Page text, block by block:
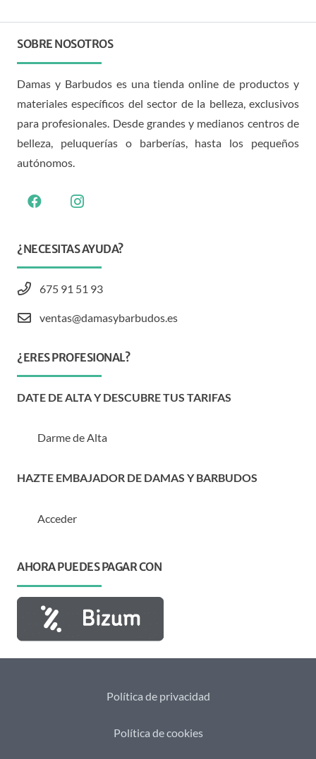
SOBRE NOSOTROS
Damas y Barbudos es una tienda online de productos y
materiales específicos del sector de la belleza, exclusivos
para profesionales. Desde grandes y medianos centros de
belleza, peluquerías o barberías, hasta los pequeños
autónomos.
¿NECESITAS AYUDA?
675 91 51 93
ventas@damasybarbudos.es
¿ERES PROFESIONAL?
DATE DE ALTA Y DESCUBRE TUS TARIFAS
Darme de Alta
HAZTE EMBAJADOR DE DAMAS Y BARBUDOS
Acceder
AHORA PUEDES PAGAR CON
Política de privacidad
Política de cookies